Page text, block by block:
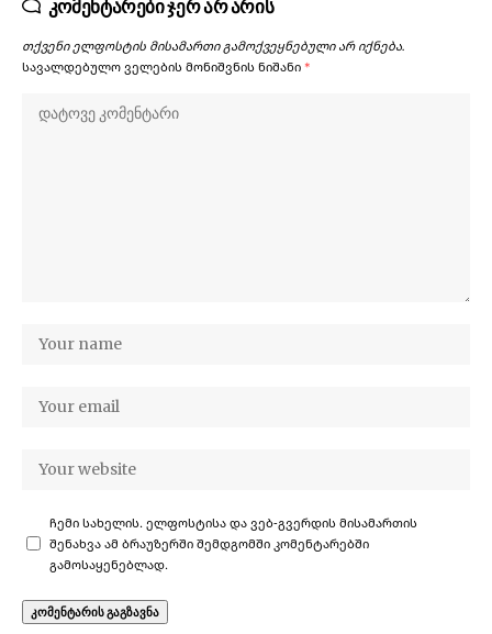
კომენტარები ჯერ არ არის
თქვენი ელფოსტის მისამართი გამოქვეყნებული არ იქნება.
სავალდებულო ველების მონიშვნის ნიშანი *
ჩემი სახელის. ელფოსტისა და ვებ-გვერდის მისამართის
შენახვა ამ ბრაუზერში შემდგომში კომენტარებში
გამოსაყენებლად.